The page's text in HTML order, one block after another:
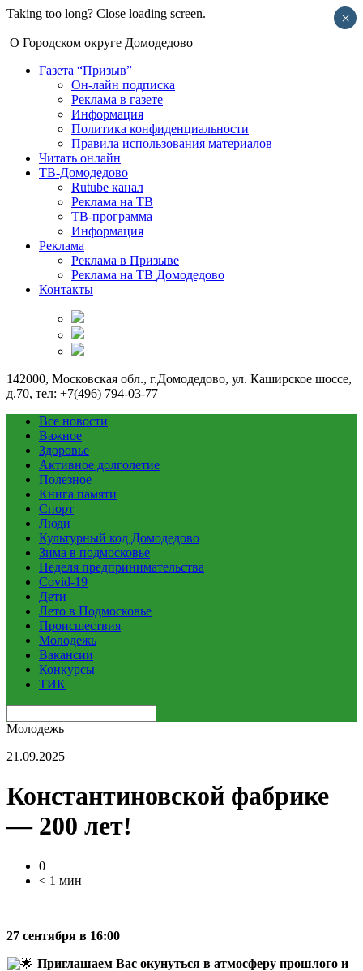
Taking too long? Close loading screen.
О Городском округе Домодедово
Газета “Призыв”
Он-лайн подписка
Реклама в газете
Информация
Политика конфиденциальности
Правила использования материалов
Читать онлайн
ТВ-Домодедово
Rutube канал
Реклама на ТВ
ТВ-программа
Информация
Реклама
Реклама в Призыве
Реклама на ТВ Домодедово
Контакты
142000, Московская обл., г.Домодедово, ул. Каширское шоссе,
д.70, тел: +7(496) 794-03-77
Все новости
Важное
Здоровье
Активное долголетие
Полезное
Книга памяти
Спорт
Люди
Культурный код Домодедово
Зима в подмосковье
Неделя предпринимательства
Covid-19
Дети
Лето в Подмосковье
Происшествия
Молодежь
Вакансии
Конкурсы
ТИК
Молодежь
21.09.2025
Константиновской фабрике
— 200 лет!
0
< 1 мин
27 сентября в 16:00
Приглашаем Вас окунуться в атмосферу прошлого и
×